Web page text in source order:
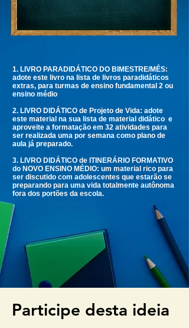
1. LIVRO PARADIDÁTICO DO BIMESTRE/MÊS:
adote este livro na lista de livros paradidáticos
extras, para turmas de ensino fundamental 2 ou
ensino médio
2. LIVRO DIDÁTICO de Projeto de Vida: adote
este material na sua lista de material didático e
aproveite a formatação em 32 atividades para
ser realizada uma por semana como plano de
aula já preparado.
3. LIVRO DIDÁTICO de ITINERÁRIO FORMATIVO
do NOVO ENSINO MÉDIO: um material rico para
ser discutido com adolescentes que estarão se
preparando para uma vida totalmente autônoma
fora dos portões da escola.
Participe desta ideia